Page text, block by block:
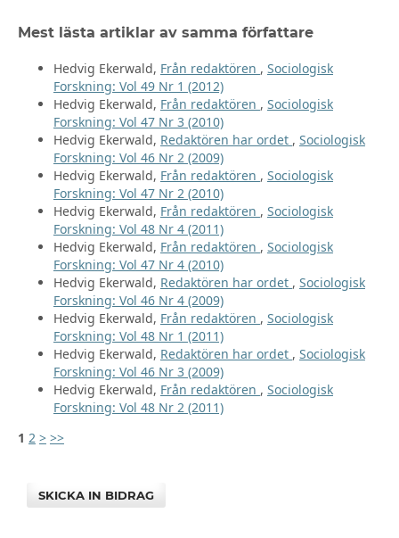
Mest lästa artiklar av samma författare
Hedvig Ekerwald, Från redaktören , Sociologisk
Forskning: Vol 49 Nr 1 (2012)
Hedvig Ekerwald, Från redaktören , Sociologisk
Forskning: Vol 47 Nr 3 (2010)
Hedvig Ekerwald, Redaktören har ordet , Sociologisk
Forskning: Vol 46 Nr 2 (2009)
Hedvig Ekerwald, Från redaktören , Sociologisk
Forskning: Vol 47 Nr 2 (2010)
Hedvig Ekerwald, Från redaktören , Sociologisk
Forskning: Vol 48 Nr 4 (2011)
Hedvig Ekerwald, Från redaktören , Sociologisk
Forskning: Vol 47 Nr 4 (2010)
Hedvig Ekerwald, Redaktören har ordet , Sociologisk
Forskning: Vol 46 Nr 4 (2009)
Hedvig Ekerwald, Från redaktören , Sociologisk
Forskning: Vol 48 Nr 1 (2011)
Hedvig Ekerwald, Redaktören har ordet , Sociologisk
Forskning: Vol 46 Nr 3 (2009)
Hedvig Ekerwald, Från redaktören , Sociologisk
Forskning: Vol 48 Nr 2 (2011)
1 2 > >>
SKICKA IN BIDRAG